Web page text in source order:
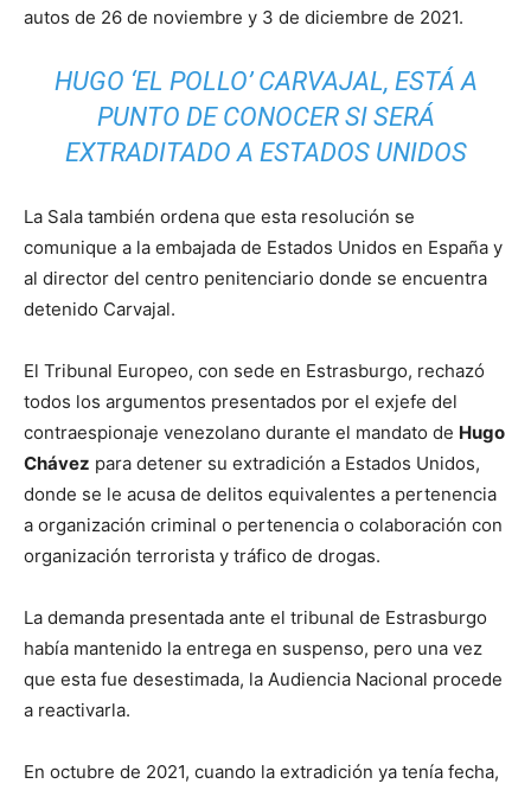
autos de 26 de noviembre y 3 de diciembre de 2021.
HUGO ‘EL POLLO’ CARVAJAL, ESTÁ A
PUNTO DE CONOCER SI SERÁ
EXTRADITADO A ESTADOS UNIDOS
La Sala también ordena que esta resolución se
comunique a la embajada de Estados Unidos en España y
al director del centro penitenciario donde se encuentra
detenido Carvajal.
El Tribunal Europeo, con sede en Estrasburgo, rechazó
todos los argumentos presentados por el exjefe del
contraespionaje venezolano durante el mandato de Hugo
Chávez para detener su extradición a Estados Unidos,
donde se le acusa de delitos equivalentes a pertenencia
a organización criminal o pertenencia o colaboración con
organización terrorista y tráfico de drogas.
La demanda presentada ante el tribunal de Estrasburgo
había mantenido la entrega en suspenso, pero una vez
que esta fue desestimada, la Audiencia Nacional procede
a reactivarla.
En octubre de 2021, cuando la extradición ya tenía fecha,